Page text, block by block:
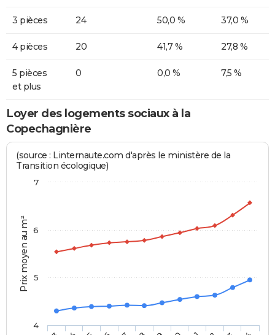
3 pièces 24 50,0 % 37,0 %
4 pièces 20 41,7 % 27,8 %
5 pièces
et plus
0 0,0 % 7,5 %
Loyer des logements sociaux à la
Copechagnière
Prix moyen au m²
(source : Linternaute.com d'après le ministère de la
Transition écologique)
4
5
6
7